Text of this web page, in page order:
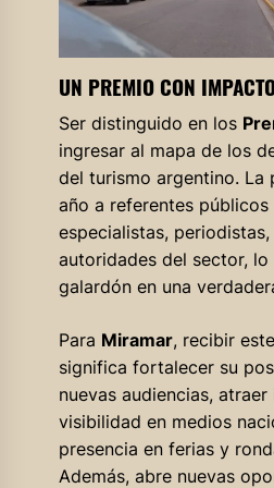
UN PREMIO CON
Ser distinguido en los
ingresar al mapa de los
del turismo argentino. La
año a referentes
especialistas,
autoridades del sector,
galardón en una
Para Miramar, recibir
significa fortalecer su
nuevas audiencias,
visibilidad en medios
presencia en ferias y
Además, abre nuevas